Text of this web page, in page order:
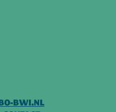
BWI.NL